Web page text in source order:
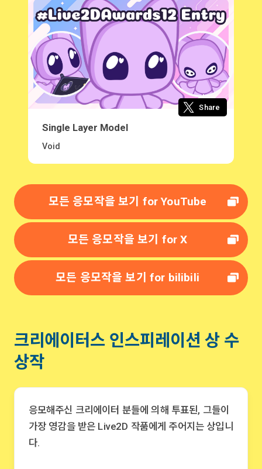
Single Layer Model
Void
Share
모든 응모작을 보기 for YouTube
모든 응모작을 보기 for X
모든 응모작을 보기 for bilibili
크리에이터스 인스피레이션 상 수
상작
응모해주신 크리에이터 분들에 의해 투표된, 그들이
가장 영감을 받은 Live2D 작품에게 주어지는 상입니
다.